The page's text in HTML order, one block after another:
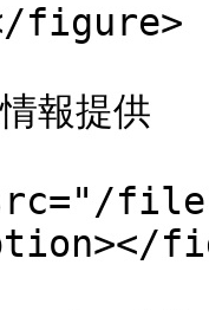
figure>
報提供
files/